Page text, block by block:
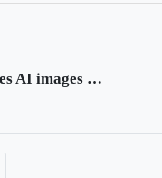
Spain probes AI images of naked underage girls